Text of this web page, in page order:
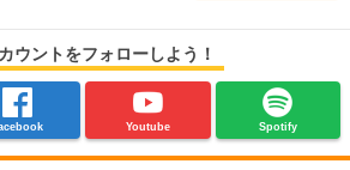
ウントをフォローしよう！
Youtube Spotify